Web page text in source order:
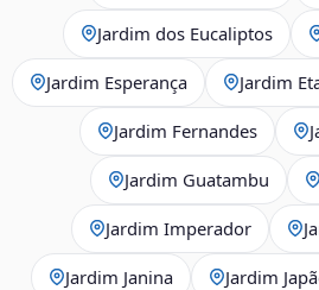
Jardim dos Eucaliptos
Jardim Esperança Jardim
Jardim Fernandes
Jardim Guatambu
Jardim Imperador
Jardim Janina Jardim